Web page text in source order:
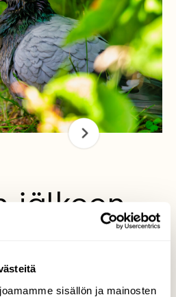
sisällön ja mainosten
jälkeen
Höyhenet jäivät
villin pesun jäljiltä.